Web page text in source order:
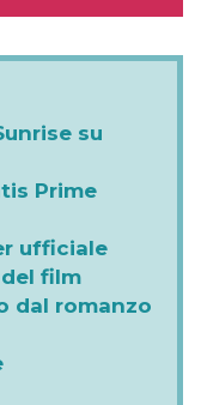
su
Prime
ufficiale
film
dal romanzo